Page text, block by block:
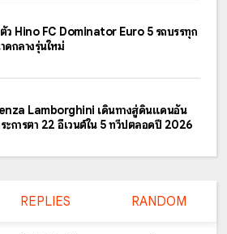
ว Hino FC Dominator Euro 5 รถบรรทุก
ดกลางรุ่นใหม่
Lamborghini เดินทางสู่ดินแดนอัน
ะการตา 22 อีเวนต์ใน 5 ทวีปตลอดปี 2026
REPLIES RANDOM